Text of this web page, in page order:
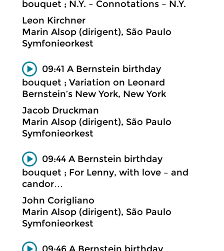
bouquet ; N.Y. – Connotations – N.Y.
Leon Kirchner
Marin Alsop (dirigent), São Paulo
Symfonieorkest
09:41 A Bernstein birthday
bouquet ; Variation on Leonard
Bernstein’s New York, New York
Jacob Druckman
Marin Alsop (dirigent), São Paulo
Symfonieorkest
09:44 A Bernstein birthday
bouquet ; For Lenny, with love – and
candor…
John Corigliano
Marin Alsop (dirigent), São Paulo
Symfonieorkest
09:46 A Bernstein birthday